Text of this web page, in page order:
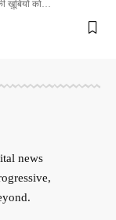
ख़ूबियों को…
news